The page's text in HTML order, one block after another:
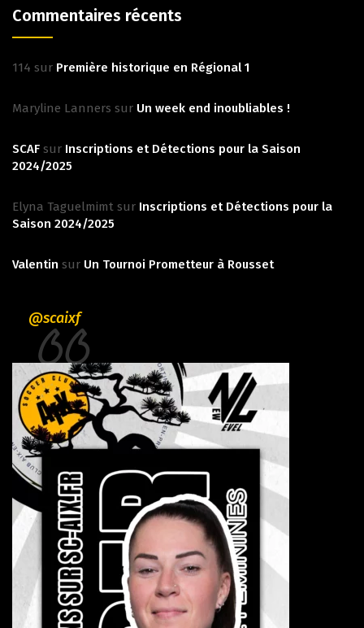
Commentaires récents
114 sur Première historique en Régional 1
Maryline Lanners sur Un week end inoubliables !
SCAF sur Inscriptions et Détections pour la Saison
2024/2025
Elyna Taguelmimt sur Inscriptions et Détections pour la
Saison 2024/2025
Valentin sur Un Tournoi Prometteur à Rousset
@scaixf